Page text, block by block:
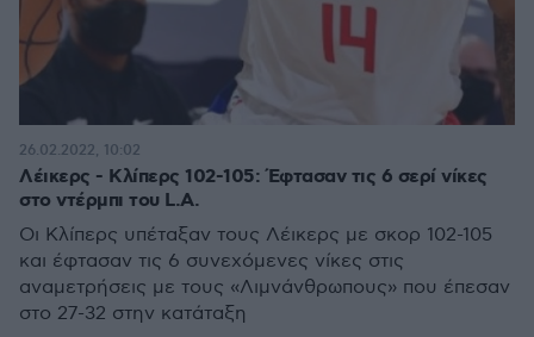
Λέικερς - Κλίπερς 102-105: Έφτασαν τις 6 σερί νίκες
στο ντέρμπι του L.A.
Οι Κλίπερς υπέταξαν τους Λέικερς με σκορ 102-105
και έφτασαν τις 6 συνεχόμενες νίκες στις
αναμετρήσεις με τους «Λιμνάνθρωπους» που έπεσαν
στο 27-32 στην κατάταξη
26.02.2022, 10:02